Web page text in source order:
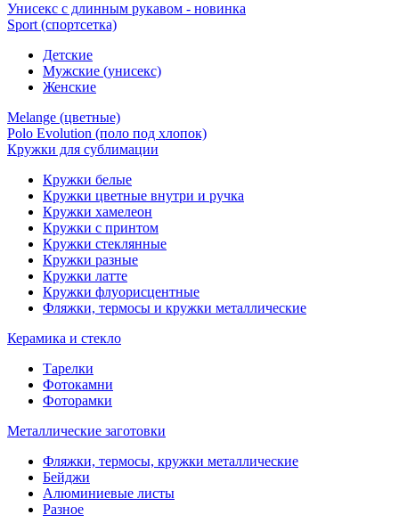
Унисекс с длинным рукавом - новинка
Sport (спортсетка)
Детские
Мужские (унисекс)
Женские
Melange (цветные)
Polo Evolution (поло под хлопок)
Кружки для сублимации
Кружки белые
Кружки цветные внутри и ручка
Кружки хамелеон
Кружки c принтом
Кружки стеклянные
Кружки разные
Кружки латте
Кружки флуорисцентные
Фляжки, термосы и кружки металлические
Керамика и стекло
Тарелки
Фотокамни
Фоторамки
Металлические заготовки
Фляжки, термосы, кружки металлические
Бейджи
Алюминиевые листы
Разное